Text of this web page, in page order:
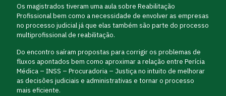
Os magistrados tiveram uma aula sobre Reabilitação
Profissional bem como a necessidade de envolver as empresas
no processo judicial já que elas também são parte do processo
multiprofissional de reabilitação.
Do encontro saíram propostas para corrigir os problemas de
fluxos apontados bem como aproximar a relação entre Perícia
Médica – INSS – Procuradoria – Justiça no intuito de melhorar
as decisões judiciais e administrativas e tornar o processo
mais eficiente.